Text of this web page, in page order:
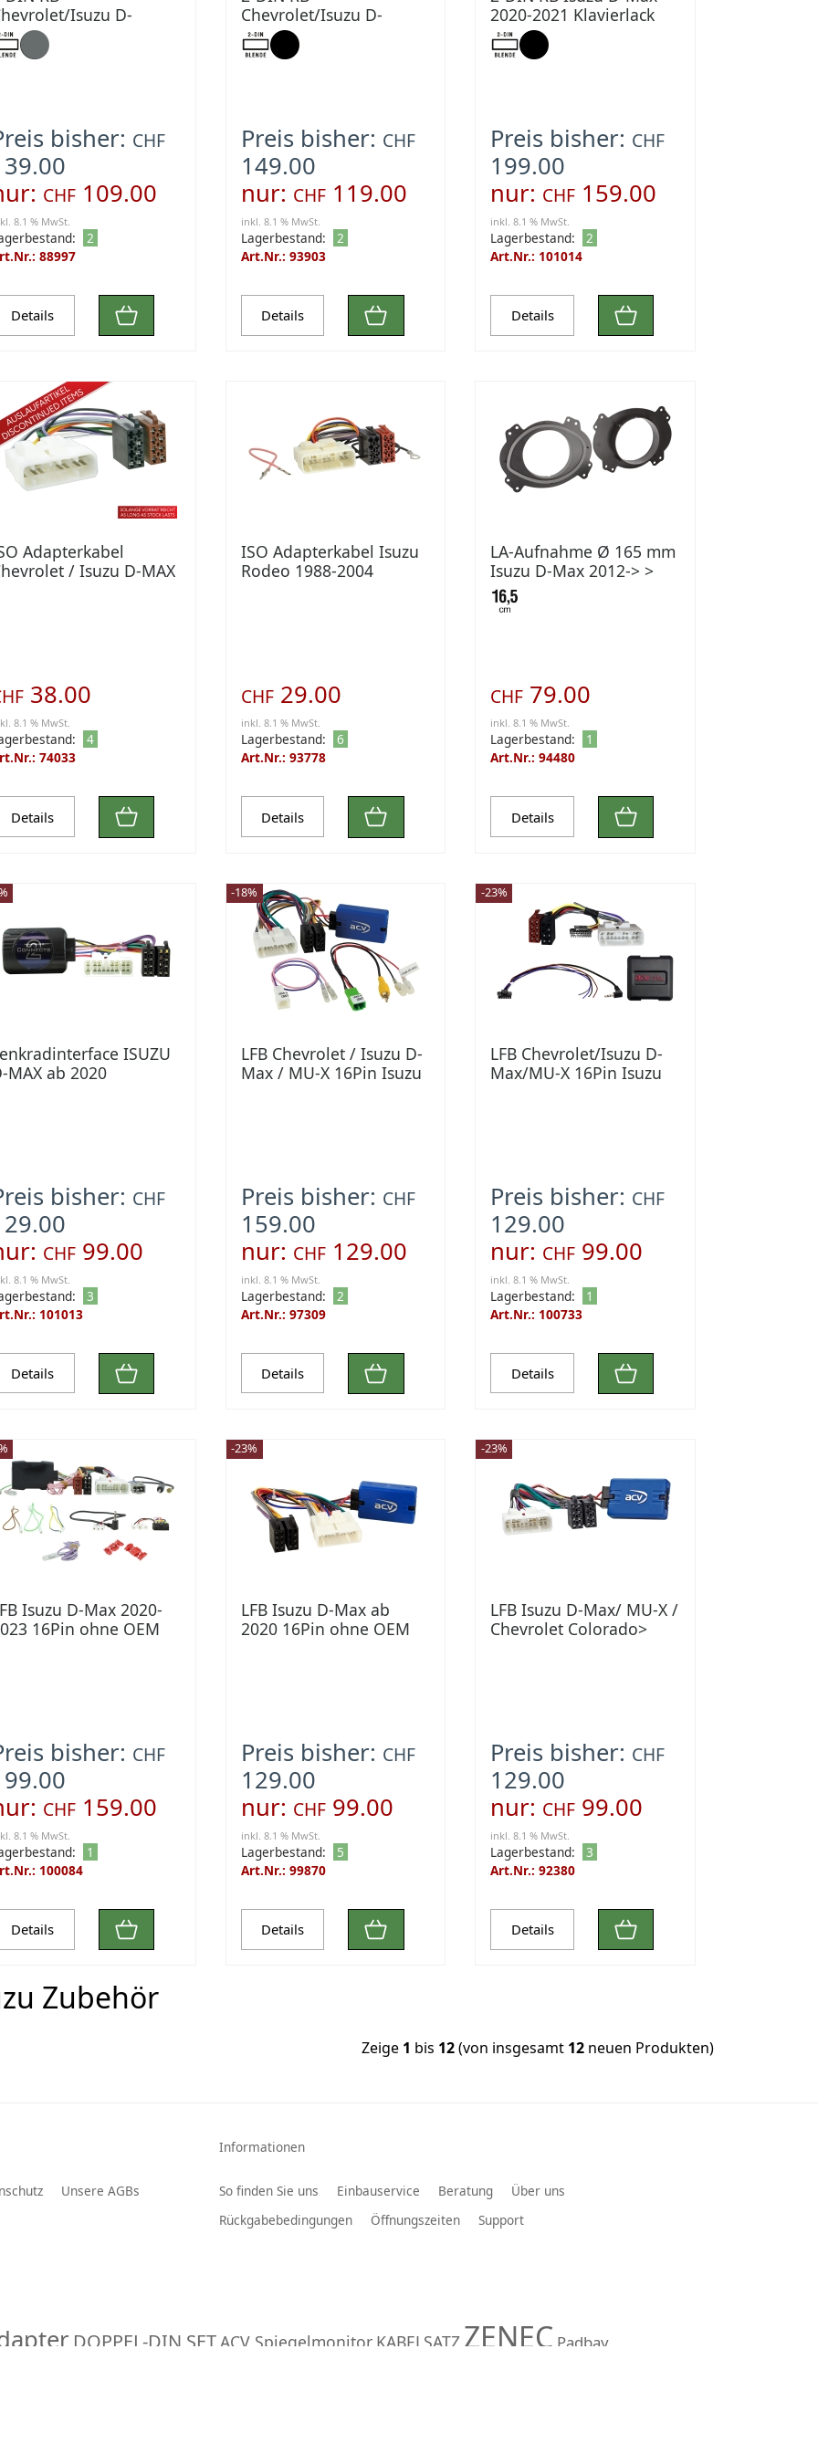
Isuzu D-
MU-X grau
bisher: CHF
CHF 109.00
8.1 % MwSt.
2
88997
Details
Chevrolet/Isuzu D-
Max/MU-X schwarz
Preis bisher: CHF
149.00
nur: CHF119.00
inkl. 8.1 % MwSt.
Lagerbestand:
2
Art.Nr.: 93903
Details
2020-2021 Klavierlack
schwarz
Preis bisher: CHF
199.00
nur: CHF 159.00
inkl. 8.1 % MwSt.
Lagerbestand:
2
Art.Nr.: 101014
Details
Adapterkabel
/ Isuzu D-MAX
38.00
8.1 % MwSt.
4
74033
Details
ISO Adapterkabel Isuzu
Rodeo 1988-2004
CHF29.00
inkl. 8.1 % MwSt.
Lagerbestand:
6
Art.Nr.: 93778
Details
LA-Aufnahme Ø 165 mm
Isuzu D-Max 2012-> >
Türe Front
CHF 79.00
inkl. 8.1 % MwSt.
Lagerbestand:
1
Art.Nr.: 94480
Details
ISUZU
MAX ab 2020
bisher: CHF
CHF 99.00
8.1 % MwSt.
3
101013
Details
-18%
LFB Chevrolet / Isuzu D-
Max / MU-X 16Pin Isuzu
Preis bisher: CHF
159.00
nur: CHF129.00
inkl. 8.1 % MwSt.
Lagerbestand:
2
Art.Nr.: 97309
Details
-23%
LFB Chevrolet/Isuzu D-
Max/MU-X 16Pin Isuzu
Preis bisher: CHF
129.00
nur: CHF 99.00
inkl. 8.1 % MwSt.
Lagerbestand:
1
Art.Nr.: 100733
Details
Isuzu D-Max 2020-
16Pin ohne OEM
bisher: CHF
CHF 159.00
8.1 % MwSt.
1
100084
Details
-23%
LFB Isuzu D-Max ab
2020 16Pin ohne OEM
Preis bisher: CHF
129.00
nur: CHF99.00
inkl. 8.1 % MwSt.
Lagerbestand:
5
Art.Nr.: 99870
Details
-23%
LFB Isuzu D-Max/ MU-X /
Chevrolet Colorado>
Preis bisher: CHF
129.00
nur: CHF 99.00
inkl. 8.1 % MwSt.
Lagerbestand:
3
Art.Nr.: 92380
Details
Zubehör
Zeige 1 bis 12(von insgesamt 12 neuen Produkten)
Unsere AGBs
Informationen
So finden Sie uns Einbauservice Beratung
Über uns
Rückgabebedingungen
Öffnungszeiten Support
DOPPEL-DIN SET ACV Spiegelmonitor KABELSATZ ZENEC Padbay